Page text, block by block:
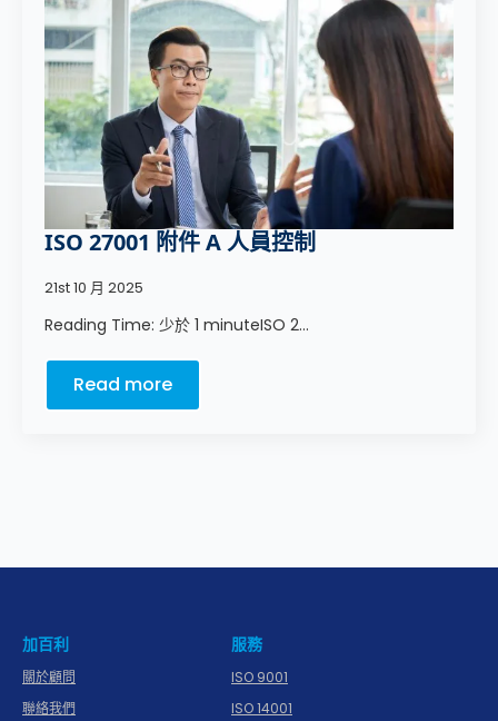
ISO 27001 附件 A 人員控制
21st 10 月 2025
Reading Time: 少於 1 minuteISO 2...
Read more
加百利
關於顧問
聯絡我們
服務
ISO 9001
ISO 14001